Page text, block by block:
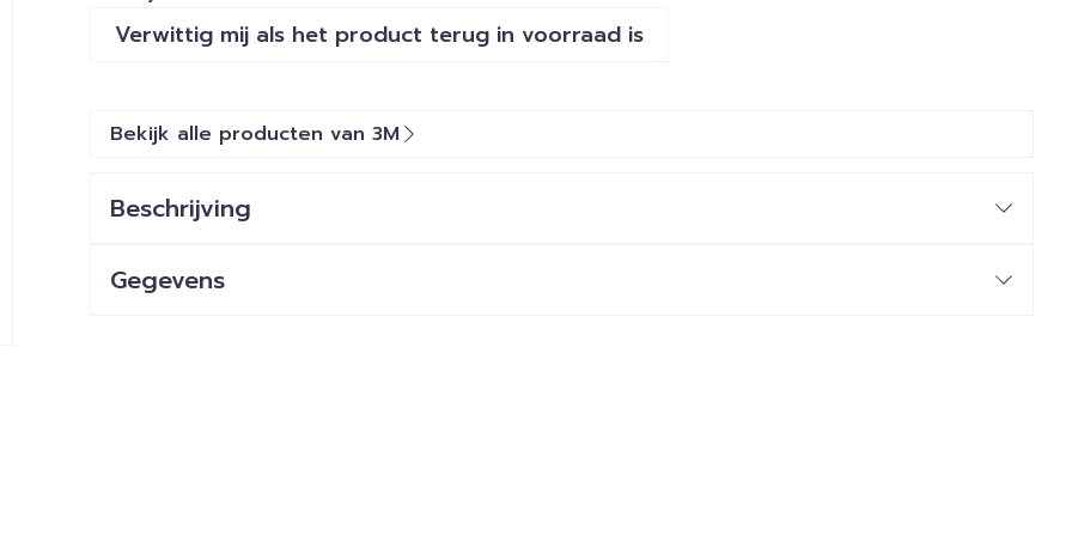
Verwittig mij als het product terug in voorraad is
Bekijk alle producten van 3M
Beschrijving
Gegevens